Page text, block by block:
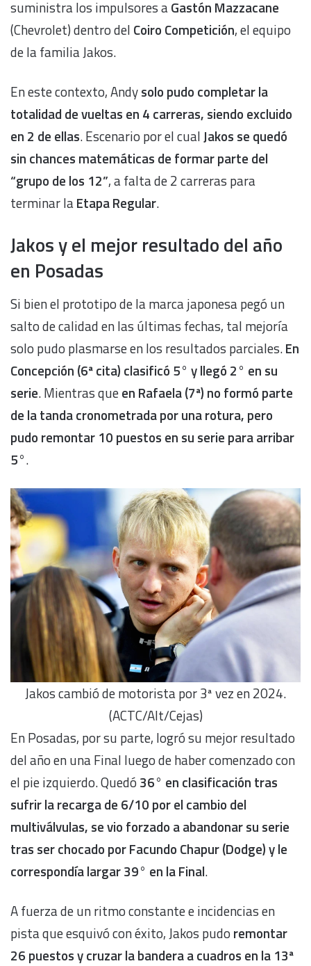
suministra los impulsores aGastón Mazzacane
(Chevrolet) dentro del Coiro Competición, el equipo
de la familia Jakos.
En este contexto, Andysolo pudo completar la
totalidad de vueltas en 4 carreras, siendo excluido
en 2 de ellas. Escenario por el cualJakos se quedó
sin chances matemáticas de formar parte del
“grupo de los 12”, a falta de 2 carreras para
terminar laEtapa Regular.
Jakos y el mejor resultado del año
en Posadas
Si bien el prototipo de la marca japonesa pegó un
salto de calidad en las últimas fechas, tal mejoría
solo pudo plasmarse en los resultados parciales.En
Concepción (6ª cita) clasificó 5° y llegó 2° en su
serie. Mientras queen Rafaela (7ª) no formó parte
de la tanda cronometrada por una rotura, pero
pudo remontar 10 puestos en su serie para arribar
5°.
Jakos cambió de motorista por 3ª vez en 2024.
(ACTC/Alt/Cejas)
En Posadas, por su parte, logró su mejor resultado
del año en una Final luego de haber comenzado con
el pie izquierdo. Quedó 36° en clasificación tras
sufrir la recarga de 6/10 por el cambio del
multiválvulas, se vio forzado a abandonar su serie
tras ser chocado por Facundo Chapur (Dodge) y le
correspondía largar 39° en la Final.
A fuerza de un ritmo constante e incidencias en
pista que esquivó con éxito, Jakos pudo remontar
26 puestos y cruzar la bandera a cuadros en la 13ª